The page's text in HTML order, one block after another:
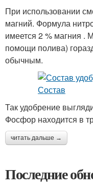
При использовании
магний. Формула
имеется 2 % магния .
помощи полива)
обычным.
Так удобрение
Фосфор находится в
читать дальше →
Последние